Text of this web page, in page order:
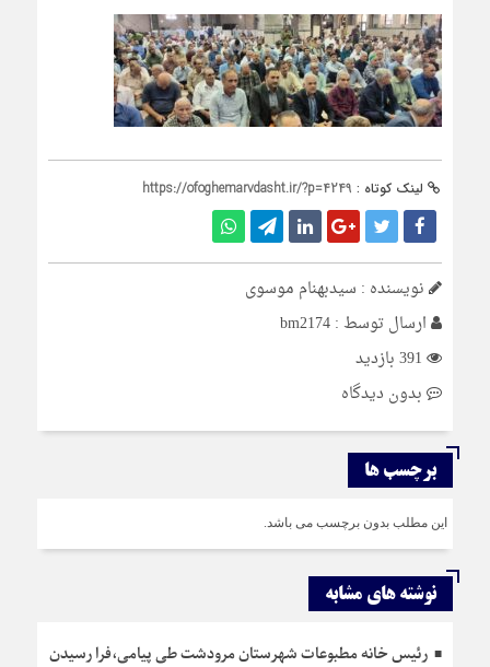
لینک کوتاه : https://ofoghemarvdasht.ir/?p=4249
نویسنده : سیدبهنام موسوی
ارسال توسط :bm2174
بدون دیدگاه
برچسب ها
این مطلب بدون برچسب می باشد.
نوشته های مشابه
رئیس خانه مطبوعات شهرستان مرودشت طی پیامی،فرا رسیدن